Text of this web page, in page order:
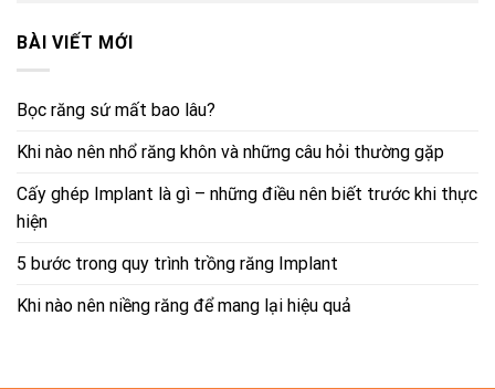
BÀI VIẾT MỚI
Bọc răng sứ mất bao lâu?
Khi nào nên nhổ răng khôn và những câu hỏi thường gặp
Cấy ghép Implant là gì – những điều nên biết trước khi thực
hiện
5 bước trong quy trình trồng răng Implant
Khi nào nên niềng răng để mang lại hiệu quả